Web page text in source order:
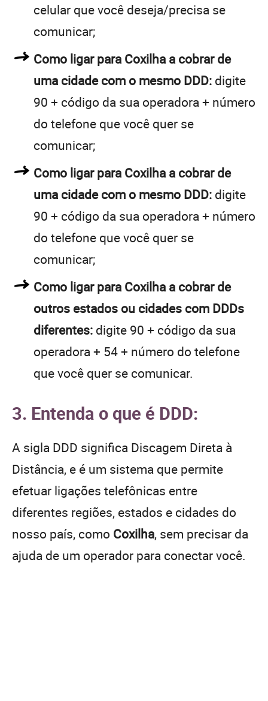
celular que você deseja/precisa se
comunicar;
Como ligar para Coxilha a cobrar de
uma cidade com o mesmo DDD: digite
90 + código da sua operadora + número
do telefone que você quer se
comunicar;
Como ligar para Coxilha a cobrar de
uma cidade com o mesmo DDD: digite
90 + código da sua operadora + número
do telefone que você quer se
comunicar;
Como ligar para Coxilha a cobrar de
outros estados ou cidades com DDDs
diferentes: digite 90 + código da sua
operadora + 54 + número do telefone
que você quer se comunicar.
3. Entenda o que é DDD:
A sigla DDD significa Discagem Direta à
Distância, e é um sistema que permite
efetuar ligações telefônicas entre
diferentes regiões, estados e cidades do
nosso país, como Coxilha, sem precisar da
ajuda de um operador para conectar você.